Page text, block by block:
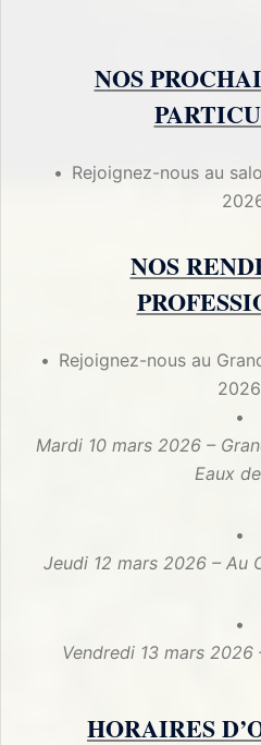
NOS
Rejoignez-nous au
NOS
Rejoignez-nous au
Mardi 10 mars 2026 –
Eaux
Jeudi 12 mars 2026 – Au
Vendredi 13 mars
HORAIRES